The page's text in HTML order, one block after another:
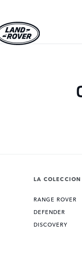
LA COLECCION
RANGE ROVER
DEFENDER
DISCOVERY